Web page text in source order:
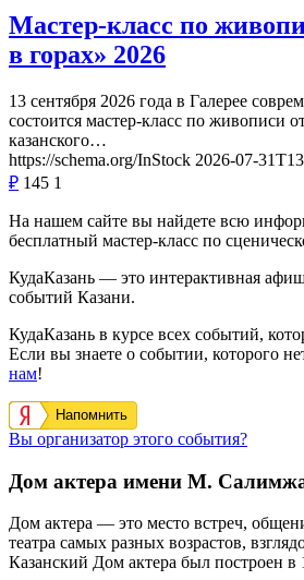
Мастер-класс по
в горах» 2026
13 сентября 2026 года в Галерее
состоится мастер-класс по живописи
казанского…
https://schema.org/InStock 2026-07-
₽ 145 1
На нашем сайте вы найдете всю
бесплатный мастер-класс по
КудаКазань — это интерактивная
событий Казани.
КудаКазань в курсе всех событий,
Если вы знаете о событии, которого
нам!
Напомнить
Вы организатор этого события?
Дом актера имени М.
Дом актера — это место встреч,
театра самых разных возрастов,
Казанский Дом актера был построен в